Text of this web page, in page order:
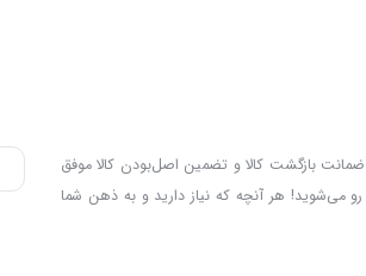
یکی از قدیمی‌ترین فروشگاه های عمده فروشی اینترنتی با بیش از یک دهه تجربه، با پایبندی به سه اصل، پرداخت در محل، ۷ روز ضمانت بازگشت کالا و تضمین اصل‌بودن کالا موفق
رو می‌شوید! هر آنچه که نیاز دارید و به ذهن شما